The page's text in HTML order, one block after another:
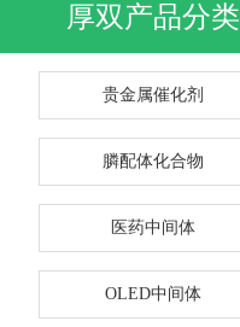
厚双产品分类
贵金属催化剂
膦配体化合物
医药中间体
OLED中间体